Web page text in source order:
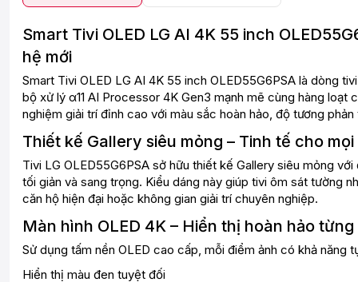
Smart Tivi OLED LG AI 4K 55 inch
hệ mới
Smart Tivi OLED LG AI 4K 55 inch OLED55G6PSA là dòng
bộ xử lý α11 AI Processor 4K Gen3 mạnh mẽ cùng hàng loạt
nghiệm giải trí đỉnh cao với màu sắc hoàn hảo, độ tương
Thiết kế Gallery siêu mỏng – Tinh tế cho
Tivi LG OLED55G6PSA sở hữu thiết kế Gallery siêu mỏng
tối giản và sang trọng. Kiểu dáng này giúp tivi ôm sát tường
căn hộ hiện đại hoặc không gian giải trí chuyên nghiệp.
Màn hình OLED 4K – Hiển thị hoàn hảo từng
Sử dụng tấm nền OLED cao cấp, mỗi điểm ảnh có khả năng
Hiển thị màu đen tuyệt đối